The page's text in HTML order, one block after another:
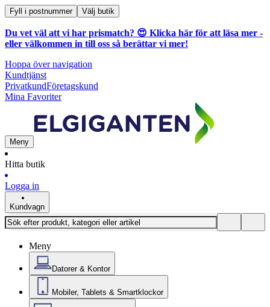
Fyll i postnummer Välj butik
Du vet väl att vi har prismatch? 😍 Klicka här för att läsa mer -
eller välkommen in till oss så berättar vi mer!
Hoppa över navigation
Kundtjänst
PrivatkundFöretagskund
Mina Favoriter
Meny
Hitta butik
Logga in
Kundvagn
Meny
Datorer & Kontor
Mobiler, Tablets & Smartklockor